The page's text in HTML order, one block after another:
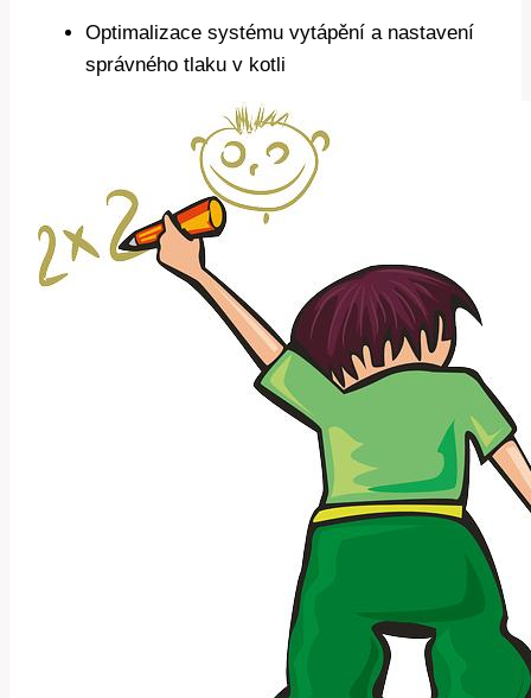
Optimalizace systému vytápění a nastavení
správného tlaku v kotli